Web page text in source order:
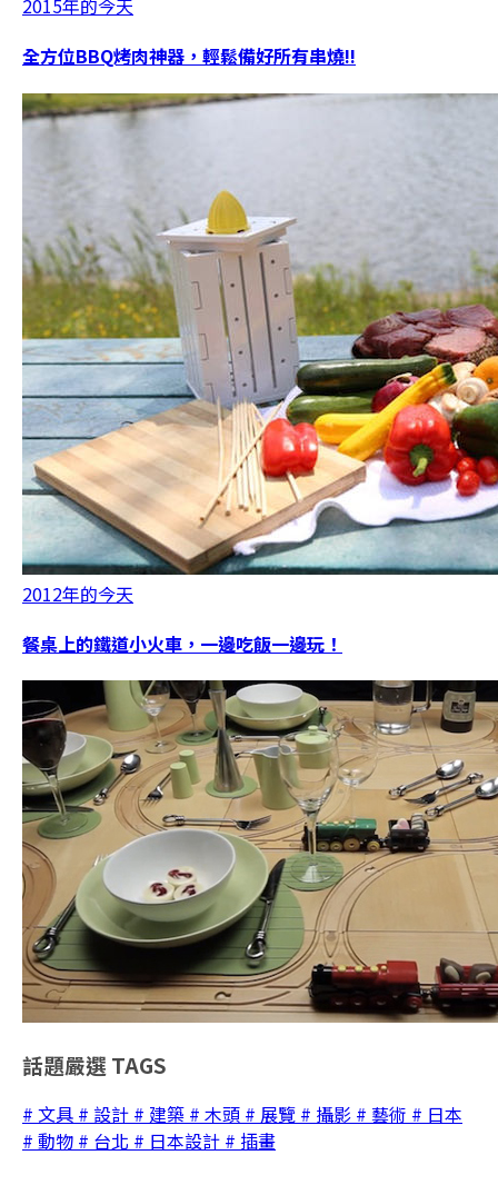
2015年的今天
全方位BBQ烤肉神器，輕鬆備好所有串燒!!
2012年的今天
餐桌上的鐵道小火車，一邊吃飯一邊玩！
話題嚴選 TAGS
# 文具 # 設計 # 建築 # 木頭 # 展覽 # 攝影 # 藝術 # 日本
# 動物 # 台北 # 日本設計 # 插畫